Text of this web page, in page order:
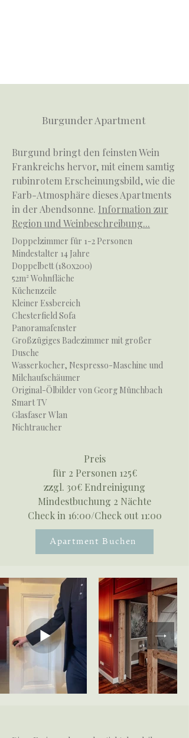
Burgunder Apartment
Burgund bringt den feinsten Wein
Frankreichs hervor, mit einem samtig
rubinrotem Erscheinungsbild, wie die
Farb-Atmosphäre dieses Apartments
in der Abendsonne. Information zur
Region und Weinbeschreibung...
Doppelzimmer für 1-2 Personen
Mindestalter 14 Jahre
Doppelbett (180x200)
52m² Wohnfläche
Küchenzeile
Kleiner Essbereich
Chesterfield Sofa
Panoramafenster
Großzügiges Badezimmer mit großer
Dusche
Wasserkocher, Nespresso-Maschine und
Milchaufschäumer
Original-Ölbilder von Georg Münchbach
Smart TV
Glasfaser Wlan
Nichtraucher
Preis
für 2 Personen 125€
zzgl. 30€ Endreinigung
Mindestbuchung 2 Nächte
Check in 16:00/Check out 11:00
Apartment Buchen